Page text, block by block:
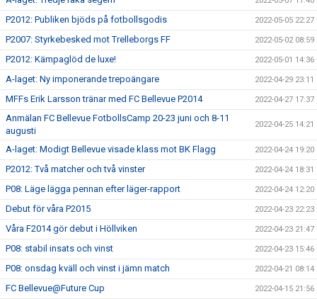
P2012: Publiken bjöds på fotbollsgodis 2022-05-05 22:27
P2007: Styrkebesked mot Trelleborgs FF 2022-05-02 08:59
P2012: Kämpaglöd de luxe! 2022-05-01 14:36
A-laget: Ny imponerande trepoängare 2022-04-29 23:11
MFFs Erik Larsson tränar med FC Bellevue P2014 2022-04-27 17:37
Anmälan FC Bellevue FotbollsCamp 20-23 juni och 8-11
augusti
2022-04-25 14:21
A-laget: Modigt Bellevue visade klass mot BK Flagg 2022-04-24 19:20
P2012: Två matcher och två vinster 2022-04-24 18:31
P08: Läge lägga pennan efter läger-rapport 2022-04-24 12:20
Debut för våra P2015 2022-04-23 22:23
Våra F2014 gör debut i Höllviken 2022-04-23 21:47
P08: stabil insats och vinst 2022-04-23 15:46
P08: onsdag kväll och vinst i jämn match 2022-04-21 08:14
FC Bellevue@Future Cup 2022-04-15 21:56